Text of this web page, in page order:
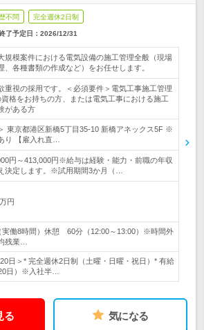
不問 完全週休2日制
了予定日： 2026/12/31
規模案件における電気設備の施工管理全般（現場
、各種書類の作成など）をお任せします。
重視の採用です。＜必須要件＞電気工事施工管理
格をお持ちの方、または電気工事における施工
がある方
東京都港区新橋5丁目35-10 新橋アネックス5F ※
り 【雇入れ直…
円～413,000円※給与は経験・能力・前職の年収
決定します。※試用期間3か月（…
円
実働8時間）休憩 60分（12:00～13:00）※時間外
残業…
日＞* 完全週休2日制（土曜・日曜・祝日）* 有給
日）※入社半…
る 気になる